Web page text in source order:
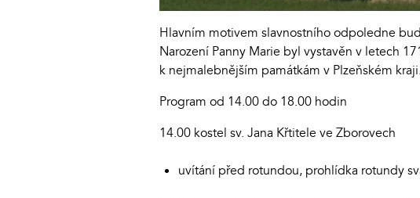
Hlavním motivem slavnostního odpoledne
Narození Panny Marie byl vystavěn v letech
k nejmalebnějším památkám v Plzeňském kraji.
Program od 14.00 do 18.00 hodin
14.00 kostel sv. Jana Křtitele ve Zborovech
uvítání před rotundou, prohlídka rotundy